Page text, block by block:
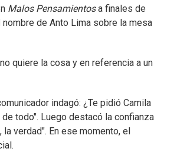
Malos Pensamientosa finales de
de Anto Lima sobre la mesa
quiere la cosa y en referencia a un
indagó: ¿Te pidió Camila
todo". Luego destacó la confianza
verdad". En ese momento, el